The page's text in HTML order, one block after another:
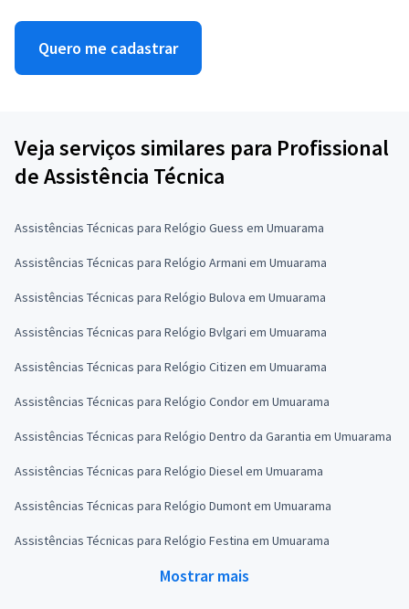
Quero me cadastrar
Veja serviços similares para Profissional
de Assistência Técnica
Assistências Técnicas para Relógio Guess em Umuarama
Assistências Técnicas para Relógio Armani em Umuarama
Assistências Técnicas para Relógio Bulova em Umuarama
Assistências Técnicas para Relógio Bvlgari em Umuarama
Assistências Técnicas para Relógio Citizen em Umuarama
Assistências Técnicas para Relógio Condor em Umuarama
Assistências Técnicas para Relógio Dentro da Garantia em Umuarama
Assistências Técnicas para Relógio Diesel em Umuarama
Assistências Técnicas para Relógio Dumont em Umuarama
Assistências Técnicas para Relógio Festina em Umuarama
Mostrar mais